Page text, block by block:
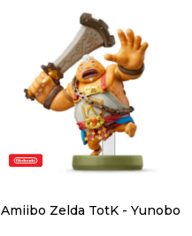
Amiibo Zelda TotK - Yunobo